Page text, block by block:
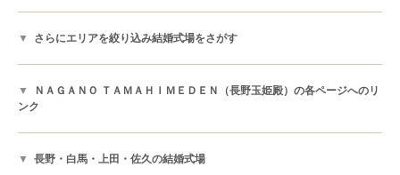
さらにエリアを絞り込み結婚式場をさがす
ＮＡＧＡＮＯ ＴＡＭＡＨＩＭＥＤＥＮ（長野玉姫殿）の各ページへのリ
ンク
長野・白馬・上田・佐久の結婚式場